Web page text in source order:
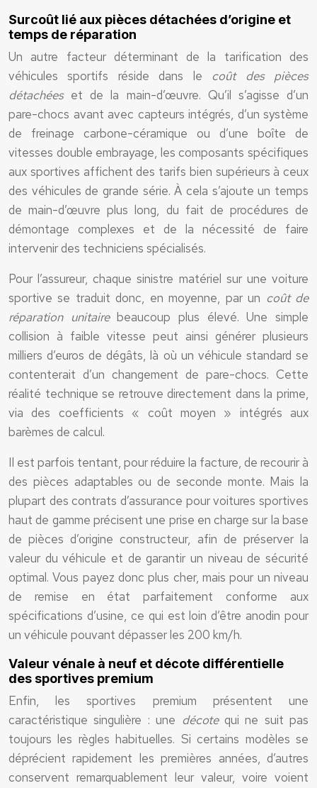
Surcoût lié aux pièces détachées d’origine et
temps de réparation
Un autre facteur déterminant de la tarification des
véhicules sportifs réside dans le coût des pièces
détachéeset de la main-d’œuvre. Qu’il s’agisse d’un
pare-chocs avant avec capteurs intégrés, d’un système
de freinage carbone-céramique ou d’une boîte de
vitesses double embrayage, les composants spécifiques
aux sportives affichent des tarifs bien supérieurs à ceux
des véhicules de grande série. À cela s’ajoute un temps
de main-d’œuvre plus long, du fait de procédures de
démontage complexes et de la nécessité de faire
intervenir des techniciens spécialisés.
Pour l’assureur, chaque sinistre matériel sur une voiture
sportive se traduit donc, en moyenne, par un coût de
réparation unitairebeaucoup plus élevé. Une simple
collision à faible vitesse peut ainsi générer plusieurs
milliers d’euros de dégâts, là où un véhicule standard se
contenterait d’un changement de pare-chocs. Cette
réalité technique se retrouve directement dans la prime,
via des coefficients « coût moyen » intégrés aux
barèmes de calcul.
Il est parfois tentant, pour réduire la facture, de recourir à
des pièces adaptables ou de seconde monte. Mais la
plupart des contrats d’assurance pour voitures sportives
haut de gamme précisent une prise en charge sur la base
de pièces d’origine constructeur, afin de préserver la
valeur du véhicule et de garantir un niveau de sécurité
optimal. Vous payez donc plus cher, mais pour un niveau
de remise en état parfaitement conforme aux
spécifications d’usine, ce qui est loin d’être anodin pour
un véhicule pouvant dépasser les 200 km/h.
Valeur vénale à neuf et décote différentielle
des sportives premium
Enfin, les sportives premium présentent une
caractéristique singulière : une décotequi ne suit pas
toujours les règles habituelles. Si certains modèles se
déprécient rapidement les premières années, d’autres
conservent remarquablement leur valeur, voire voient